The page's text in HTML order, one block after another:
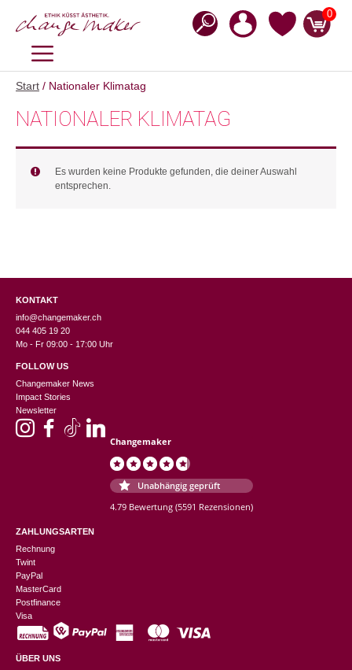
Inhalt
0
MENÜ
Start / Nationaler Klimatag
NATIONALER KLIMATAG
Es wurden keine Produkte gefunden, die deiner Auswahl
entsprechen.
KONTAKT
info@changemaker.ch
044 405 19 20
Mo - Fr 09:00 - 17:00 Uhr
FOLLOW US
Changemaker News
Impact Stories
Newsletter
Changemaker
Unabhängig geprüft
4.79 Bewertung (5591 Rezensionen)
ZAHLUNGSARTEN
Rechnung
Twint
PayPal
MasterCard
Postfinance
Visa
ÜBER UNS